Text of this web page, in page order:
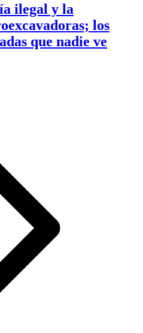
ilegal y la
los
que nadie ve